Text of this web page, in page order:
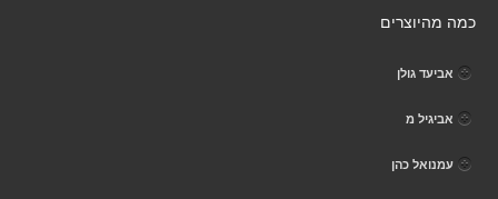
כמה מהיוצרים
אביעד גולן
אביגיל מ
עמנואל כהן